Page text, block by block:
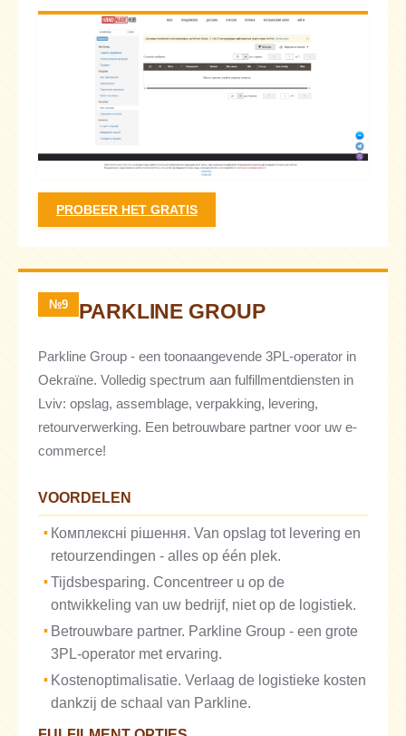
PROBEER HET GRATIS
№9 PARKLINE GROUP
Parkline Group - een toonaangevende 3PL-operator in
Oekraïne. Volledig spectrum aan fulfillmentdiensten in
Lviv: opslag, assemblage, verpakking, levering,
retourverwerking. Een betrouwbare partner voor uw e-
commerce!
VOORDELEN
Комплексні рішення. Van opslag tot levering en
retourzendingen - alles op één plek.
Tijdsbesparing. Concentreer u op de
ontwikkeling van uw bedrijf, niet op de logistiek.
Betrouwbare partner. Parkline Group - een grote
3PL-operator met ervaring.
Kostenoptimalisatie. Verlaag de logistieke kosten
dankzij de schaal van Parkline.